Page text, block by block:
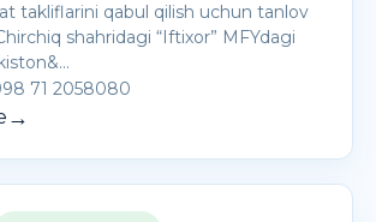
takliflarini qabul qilish uchun tanlov
shahridagi “Iftixor” MFYdagi
71 2058080
→